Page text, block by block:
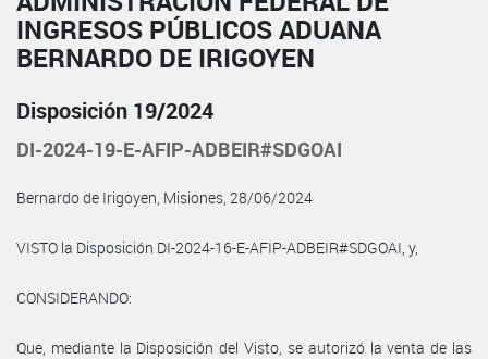
INGRESOS PÚBLICOS ADUANA
BERNARDO DE IRIGOYEN
Disposición 19/2024
DI-2024-19-E-AFIP-ADBEIR#SDGOAI
Bernardo de Irigoyen, Misiones, 28/06/2024
VISTO la Disposición DI-2024-16-E-AFIP-ADBEIR#SDGOAI, y,
CONSIDERANDO:
Que, mediante la Disposición del Visto, se autorizó la venta de las